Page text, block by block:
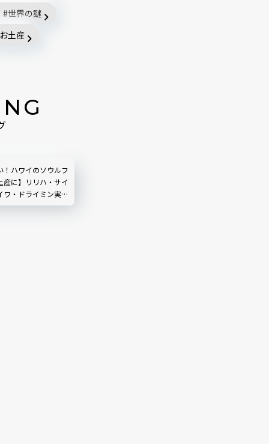
世界の謎
お土産
！ハワイのソウルフ
産に】リリハ・サイ
ワ・ドライミン実食